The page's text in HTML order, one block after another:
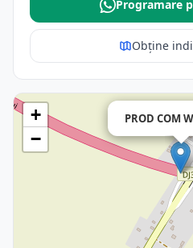
Programare
Obține
PROD COM
+
−